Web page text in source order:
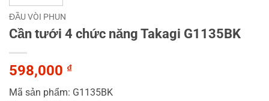
ĐẦU VÒI PHUN
Cần tưới 4 chức năng Takagi G1135BK
598,000 ₫
Mã sản phẩm: G1135BK